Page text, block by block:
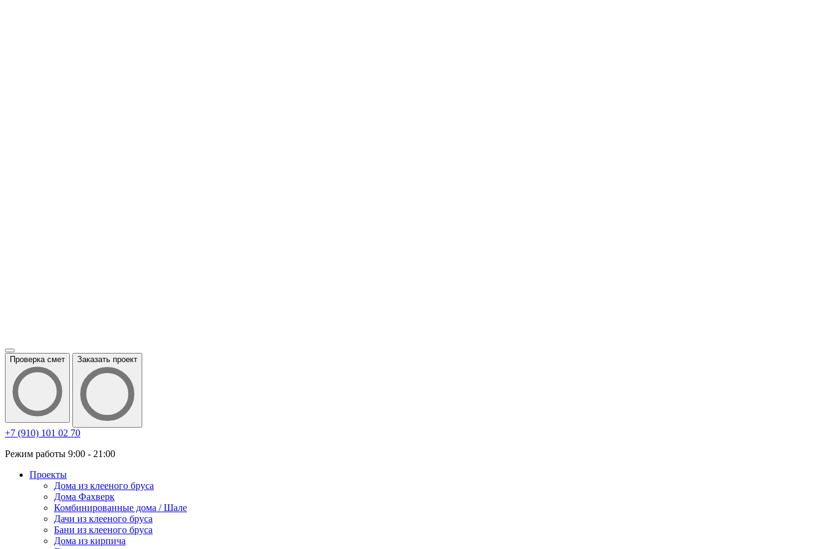
Проверка смет Заказать проект
+7 (910) 101 02 70
Режим работы 9:00 - 21:00
Проекты
Дома из клееного бруса
Дома Фахверк
Комбинированные дома / Шале
Дачи из клееного бруса
Бани из клееного бруса
Дома из кирпича